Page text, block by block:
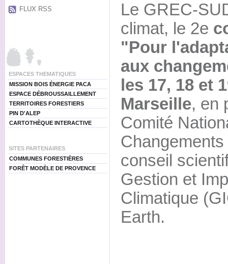
FLUX RSS
ESPACES THEMATIQUES
MISSION BOIS ÉNERGIE PACA
ESPACE DÉBROUSSAILLEMENT
TERRITOIRES FORESTIERS
PIN D'ALEP
CARTOTHÈQUE INTERACTIVE
SITES PARTENAIRES
COMMUNES FORESTIÈRES
FORÊT MODÈLE DE PROVENCE
Le GREC-
climat, le 2e
"Pour
aux
les 17, 18 et
Marseille, en
Comité
conseil
Gestion et
Climatique
Earth.